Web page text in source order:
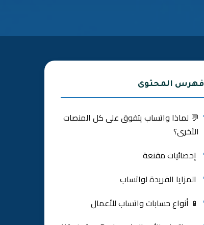
فهرس المحتوى
💬 لماذا واتساب يتفوق على كل المنصات
الأخرى؟
إحصائيات مقنعة
المزايا الفريدة لواتساب
📱 أنواع حسابات واتساب للأعمال